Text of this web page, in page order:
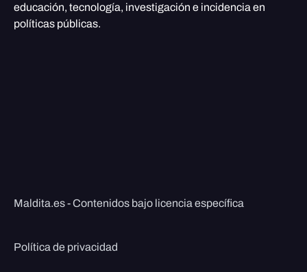
educación, tecnología, investigación e incidencia en
políticas públicas.
Maldita.es - Contenidos bajo licencia específica
Política de privacidad